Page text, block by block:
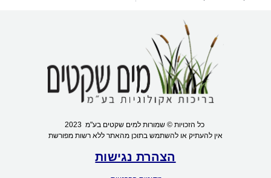
כל הזכויות © שמורות למים שקטים בע"מ 2023
אין להעתיק או להשתמש בתוכן מהאתר ללא רשות מפורשת
הצהרת נגישות